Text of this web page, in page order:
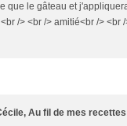
que le gâteau et
/> <br /> amitié<br /> <br
Au fil de mes recettes